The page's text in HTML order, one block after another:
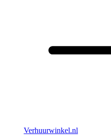
Verhuurwinkel.nl